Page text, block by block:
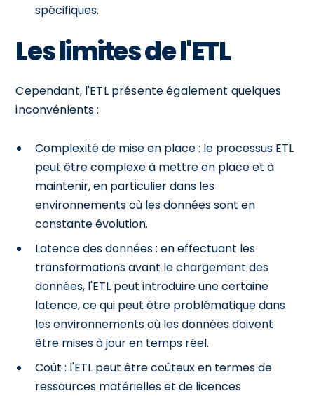
spécifiques.
Les limites de l'ETL
Cependant, l'ETL présente également quelques
inconvénients :
Complexité de mise en place : le processus ETL
peut être complexe à mettre en place et à
maintenir, en particulier dans les
environnements où les données sont en
constante évolution.
Latence des données : en effectuant les
transformations avant le chargement des
données, l'ETL peut introduire une certaine
latence, ce qui peut être problématique dans
les environnements où les données doivent
être mises à jour en temps réel.
Coût : l'ETL peut être coûteux en termes de
ressources matérielles et de licences